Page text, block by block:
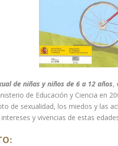
de niñas y niños de 6 a 12 años,
de Educación y Ciencia en
de sexualidad, los miedos y las
y vivencias de estas